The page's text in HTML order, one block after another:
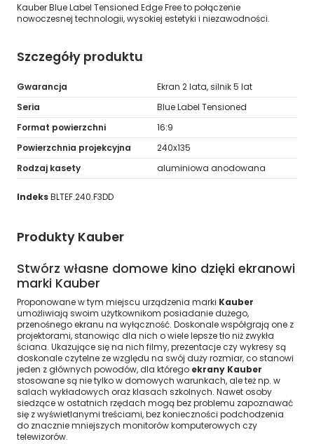
Kauber Blue Label Tensioned Edge Free to połączenie
nowoczesnej technologii, wysokiej estetyki i niezawodności.
Szczegóły produktu
Gwarancja
Ekran 2 lata, silnik 5 lat
Seria
Blue Label Tensioned
Format powierzchni
16:9
Powierzchnia projekcyjna
240x135
Rodzaj kasety
aluminiowa anodowana
IndeksBLTEF.240.F3DD
Produkty Kauber
Stwórz własne domowe kino dzięki ekranowi
marki Kauber
Proponowane w tym miejscu urządzenia marki Kauber
umożliwiają swoim użytkownikom posiadanie dużego,
przenośnego ekranu na wyłączność. Doskonale współgrają one z
projektorami, stanowiąc dla nich o wiele lepsze tło niż zwykła
ściana. Ukazujące się na nich filmy, prezentacje czy wykresy są
doskonale czytelne ze względu na swój duży rozmiar, co stanowi
jeden z głównych powodów, dla którego ekrany Kauber
stosowane są nie tylko w domowych warunkach, ale też np. w
salach wykładowych oraz klasach szkolnych. Nawet osoby
siedzące w ostatnich rzędach mogą bez problemu zapoznawać
się z wyświetlanymi treściami, bez konieczności podchodzenia
do znacznie mniejszych monitorów komputerowych czy
telewizorów.